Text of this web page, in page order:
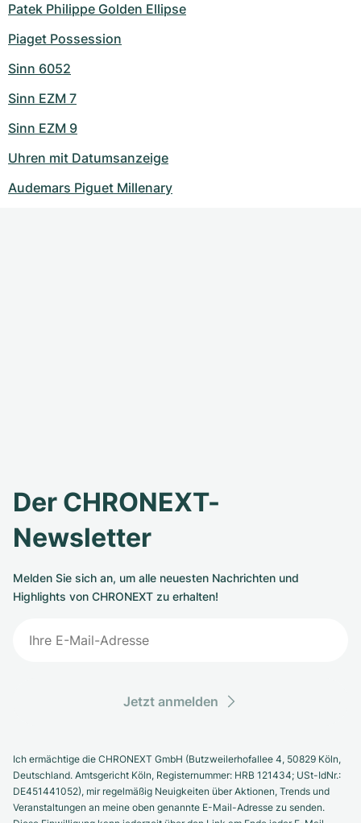
Patek Philippe Golden Ellipse
Piaget Possession
Sinn 6052
Sinn EZM 7
Sinn EZM 9
Uhren mit Datumsanzeige
Audemars Piguet Millenary
Der CHRONEXT-
Newsletter
Melden Sie sich an, um alle neuesten Nachrichten und
Highlights von CHRONEXT zu erhalten!
Jetzt anmelden
Ich ermächtige die CHRONEXT GmbH (Butzweilerhofallee 4, 50829 Köln,
Deutschland. Amtsgericht Köln, Registernummer: HRB 121434; USt-IdNr.:
DE451441052), mir regelmäßig Neuigkeiten über Aktionen, Trends und
Veranstaltungen an meine oben genannte E-Mail-Adresse zu senden.